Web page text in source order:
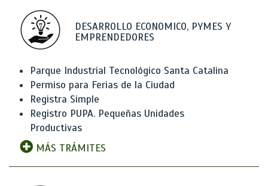
DESARROLLO ECONOMICO, PYMES Y
EMPRENDEDORES
Parque Industrial Tecnológico Santa Catalina
Permiso para Ferias de la Ciudad
Registra Simple
Registro PUPA. Pequeñas Unidades
Productivas
MÁS TRÁMITES